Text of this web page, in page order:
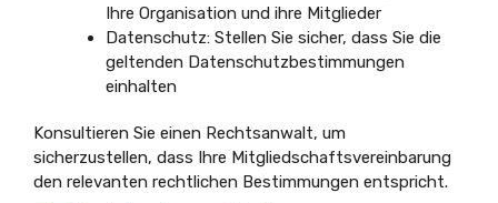
Ihre Organisation und ihre Mitglieder
Datenschutz: Stellen Sie sicher, dass Sie die
geltenden Datenschutzbestimmungen
einhalten
Konsultieren Sie einen Rechtsanwalt, um
sicherzustellen, dass Ihre Mitgliedschaftsvereinbarung
den relevanten rechtlichen Bestimmungen entspricht.